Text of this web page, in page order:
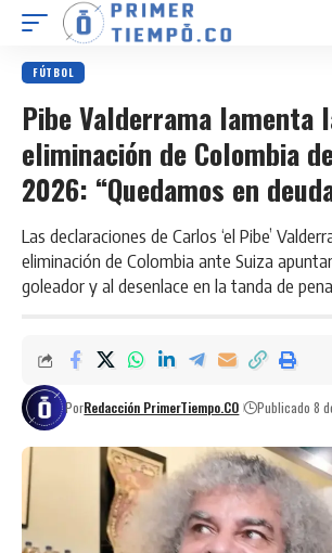
FÚTBOL
Pibe Valderrama lamenta
eliminación de Colombia
2026: “Quedamos en
Las declaraciones de Carlos ‘el Pibe’
eliminación de Colombia ante Suiza
goleador y al desenlace en la tanda de
PorRedacción PrimerTiempo.CO Publicado 8